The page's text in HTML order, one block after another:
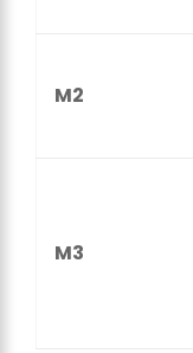
M2
M3